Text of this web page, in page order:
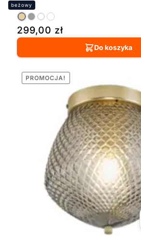
299,00 zł
Do koszyka
PROMOCJA!